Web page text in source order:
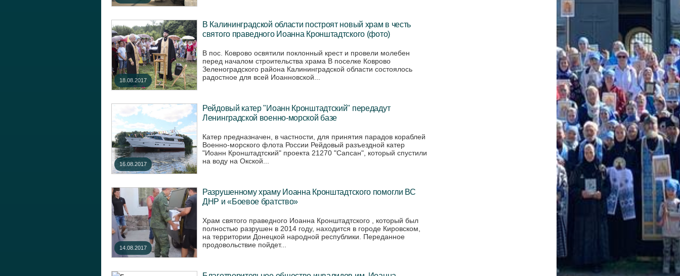
18.08.2017
В Калининградской области построят новый храм в честь
святого праведного Иоанна Кронштадтского (фото)
В пос. Коврово освятили поклонный крест и провели молебен
перед началом строительства храма В поселке Коврово
Зеленоградского района Калининградской области состоялось
радостное для всей Иоанновской...
16.08.2017
Рейдовый катер "Иоанн Кронштадтский" передадут
Ленинградской военно-морской базе
Катер предназначен, в частности, для принятия парадов кораблей
Военно-морского флота России Рейдовый разъездной катер
"Иоанн Кронштадтский" проекта 21270 "Сапсан", который спустили
на воду на Окской...
14.08.2017
Разрушенному храму Иоанна Кронштадтского помогли ВС
ДНР и «Боевое братство»
Храм святого праведного Иоанна Кронштадтского , который был
полностью разрушен в 2014 году, находится в городе Кировском,
на территории Донецкой народной республики. Переданное
продовольствие пойдет...